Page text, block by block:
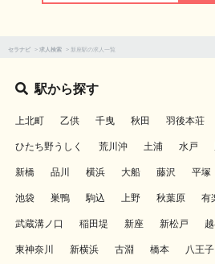
セラナビ > 求人検索 > 新座駅の求人一覧
駅から探す
上北町 乙供 千曳 秋田 羽後本荘
ひたち野うしく 荒川沖 土浦 水戸
新橋 品川 横浜 大船 藤沢 平塚
池袋 巣鴨 駒込 上野 秋葉原 有
武蔵溝ノ口 稲田堤 新座 新松戸
東神奈川 新横浜 古淵 橋本 八王子